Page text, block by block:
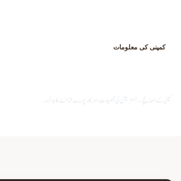
کمپنی کی معلومات
کمپنی کے ڈھانچے، رجسٹریشن کی تفصیلات، اور کارپوریٹ شناخت کا جائزہ۔